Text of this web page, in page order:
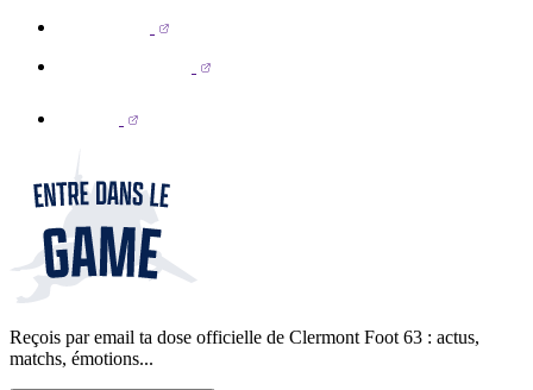
Reçois par email ta dose officielle de Clermont Foot 63 : actus,
matchs, émotions...